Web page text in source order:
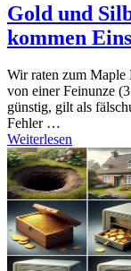
Gold und
kommen
Wir raten zum
von einer Feinunze
günstig, gilt als
Fehler …
Weiterlesen